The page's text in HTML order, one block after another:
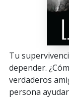
Tu
depender.
verdaderos
persona